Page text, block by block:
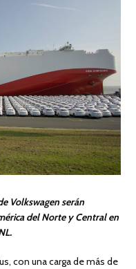
2020
Volkswagen serán
del Norte y Central en
con una carga de más de